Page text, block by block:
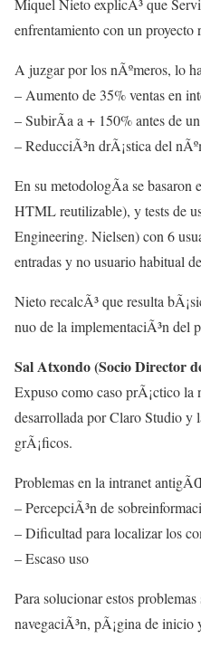
Miquel Nieto explicÃ³ que
enfrentamiento con un
A juzgar por los nÃºmeros, lo
– Aumento de 35% ventas en
– SubirÃ­a a + 150% antes de
– ReducciÃ³n drÃ¡stica del
En su metodologÃ­a se basaron
HTML reutilizable), y tests de
Engineering. Nielsen) con 6
entradas y no usuario habitual
Nieto recalcÃ³ que resulta
nuo de la implementaciÃ³n del
Sal Atxondo (Socio Director
Expuso como caso prÃ¡ctico la
desarrollada por Claro Studio y
grÃ¡ficos.
Problemas en la intranet
– PercepciÃ³n de
– Dificultad para localizar los
– Escaso uso
Para solucionar estos
navegaciÃ³n, pÃ¡gina de inicio